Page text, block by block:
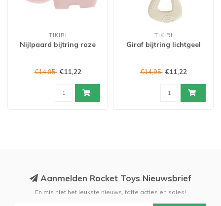
TIKIRI
Nijlpaard bijtring roze
€14,95 €11,22
TIKIRI
Giraf bijtring lichtgeel
€14,95 €11,22
Aanmelden Rocket Toys Nieuwsbrief
En mis niet het leukste nieuws, toffe acties en sales!